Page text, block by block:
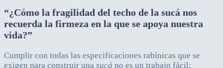
“¿Cómo la fragilidad del techo de la sucá nos
recuerda la firmeza en la que se apoya nuestra
vida?”
Cumplir con todas las especificaciones rabínicas que se
exigen para construir una sucá no es un trabajo fácil;